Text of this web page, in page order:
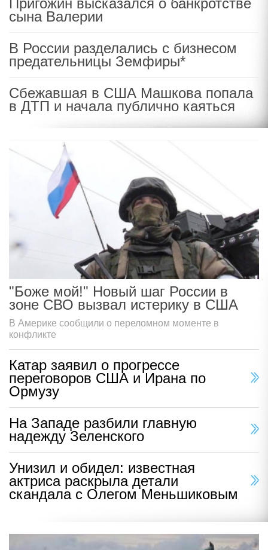
Пригожин высказался о банкротстве
сына Валерии
В России разделались с бизнесом
предательницы Земфиры*
Сбежавшая в США Машкова попала
в ДТП и начала публично каяться
"Боже мой!" Новый шаг России в
зоне СВО вызвал истерику в США
В Америке сообщили о переломном моменте в
конфликте
Катар заявил о прогрессе
переговоров США и Ирана по
Ормузу
На Западе разбили главную
надежду Зеленского
Унизил и обидел: известная
актриса раскрыла детали
скандала с Олегом Меньшиковым